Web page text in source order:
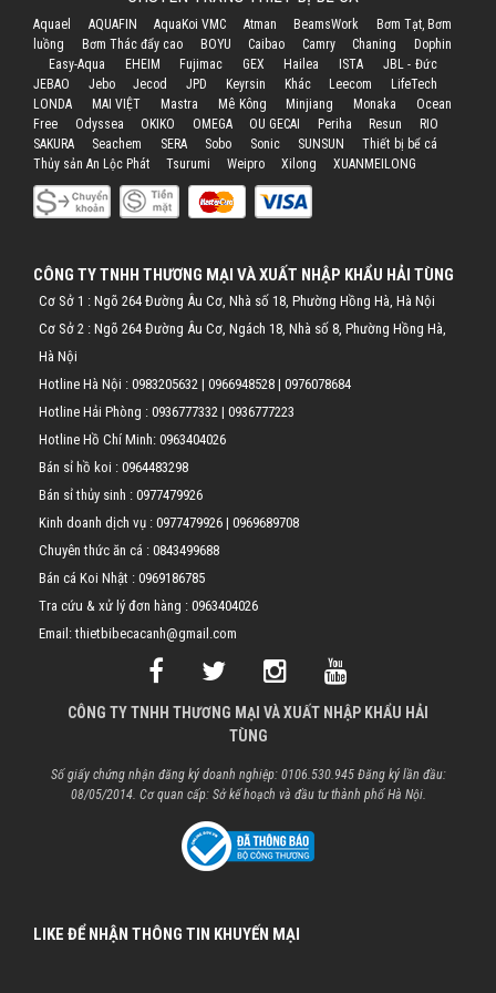
Aquael AQUAFIN AquaKoi VMC Atman BeamsWork
Bơm Tạt, Bơm
luồng
Bơm Thác đẩy cao BOYU Caibao Camry Chaning
Dophin
Easy-Aqua
EHEIM Fujimac GEX Hailea ISTA
JBL - Đức
JEBAO
Jebo Jecod JPD Keyrsin Khác Leecom
LifeTech
LONDA
MAI VIỆT Mastra Mê Kông Minjiang Monaka
Ocean
Free
Odyssea OKIKO OMEGA OU GECAI Periha Resun
RIO
SAKURA
Seachem SERA Sobo Sonic SUNSUN
Thiết bị bể cá
Thủy sản An Lộc Phát
Tsurumi Weipro Xilong XUANMEILONG
CÔNG TY TNHH THƯƠNG MẠI VÀ XUẤT NHẬP KHẨU HẢI TÙNG
Cơ Sở 1 : Ngõ 264 Đường Âu Cơ, Nhà số 18, Phường Hồng Hà, Hà Nội
Cơ Sở 2 : Ngõ 264 Đường Âu Cơ, Ngách 18, Nhà số 8, Phường Hồng Hà,
Hà Nội
Hotline Hà Nội : 0983205632 | 0966948528 | 0976078684
Hotline Hải Phòng : 0936777332 | 0936777223
Hotline Hồ Chí Minh: 0963404026
Bán sỉ hồ koi : 0964483298
Bán sỉ thủy sinh : 0977479926
Kinh doanh dịch vụ : 0977479926 | 0969689708
Chuyên thức ăn cá : 0843499688
Bán cá Koi Nhật : 0969186785
Tra cứu & xử lý đơn hàng : 0963404026
Email: thietbibecacanh@gmail.com
CÔNG TY TNHH THƯƠNG MẠI VÀ XUẤT NHẬP KHẨU HẢI
TÙNG
Số giấy chứng nhận đăng ký doanh nghiệp: 0106.530.945 Đăng ký lần đầu:
08/05/2014. Cơ quan cấp: Sở kế hoạch và đầu tư thành phố Hà Nội.
LIKE ĐỂ NHẬN THÔNG TIN KHUYẾN MẠI
biết cá Koi đang bị
bệnh
Kiểm tra nước hồ
nuôi cá Koi